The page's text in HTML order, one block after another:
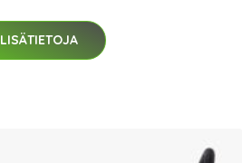
LISÄTIETOJA